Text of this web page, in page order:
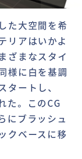
た大空間を希
リアはいかよ
ざまなスタイ
様に白を基調
タートし、
た。このCG
にブラッシュ
クベースに移